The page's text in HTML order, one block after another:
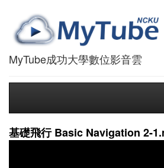
MyTube成功大學數位影音雲
基礎飛行 Basic Navigation 2-